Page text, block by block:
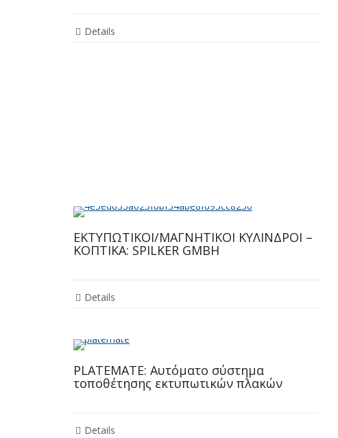
Details
ΕΚΤΥΠΩΤΙΚΟΙ/ΜΑΓΝΗΤΙΚΟΙ ΚΥΛΙΝΔΡΟΙ –
ΚΟΠΤΙΚΑ: SPILKER GMBH
Details
PLATEMATE: Αυτόματο σύστημα
τοποθέτησης εκτυπωτικών πλακών
Details